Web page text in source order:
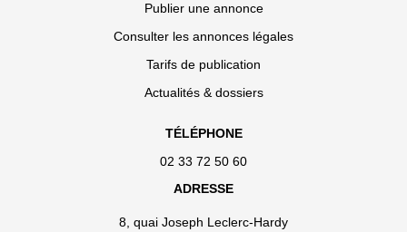
Publier une annonce
Consulter les annonces légales
Tarifs de publication
Actualités & dossiers
TÉLÉPHONE
02 33 72 50 60
ADRESSE
8, quai Joseph Leclerc-Hardy